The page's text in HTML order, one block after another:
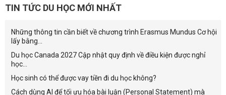
TIN TỨC DU HỌC MỚI NHẤT
Những thông tin cần biết về chương trình Erasmus Mundus Cơ hội
lấy bằng...
Du học Canada 2027 Cập nhật quy định về điều kiện được nghỉ
học...
Học sinh có thể được vay tiền đi du học không?
Cách dùng AI để tối ưu hóa bài luận (Personal Statement) mà